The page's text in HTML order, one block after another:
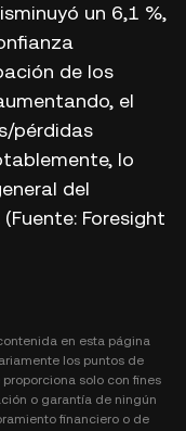
un 6,1 %,
de los
el
pérdidas
lo
del
Foresight
en esta página
los puntos de
solo con fines
o garantía de ningún
financiero o de